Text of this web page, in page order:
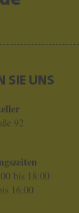
SIE UNS
92
bis 18:00
16:00